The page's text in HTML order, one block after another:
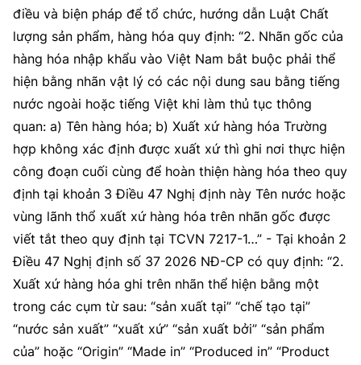
điều và biện pháp để tổ chức, hướng dẫn Luật Chất
lượng sản phẩm, hàng hóa quy định: “2. Nhãn gốc của
hàng hóa nhập khẩu vào Việt Nam bắt buộc phải thể
hiện bằng nhãn vật lý có các nội dung sau bằng tiếng
nước ngoài hoặc tiếng Việt khi làm thủ tục thông
quan: a) Tên hàng hóa; b) Xuất xứ hàng hóa Trường
hợp không xác định được xuất xứ thì ghi nơi thực hiện
công đoạn cuối cùng để hoàn thiện hàng hóa theo quy
định tại khoản 3 Điều 47 Nghị định này Tên nước hoặc
vùng lãnh thổ xuất xứ hàng hóa trên nhãn gốc được
viết tắt theo quy định tại TCVN 7217-1…” - Tại khoản 2
Điều 47 Nghị định số 37 2026 NĐ-CP có quy định: “2.
Xuất xứ hàng hóa ghi trên nhãn thể hiện bằng một
trong các cụm từ sau: “sản xuất tại” “chế tạo tại”
“nước sản xuất” “xuất xứ” “sản xuất bởi” “sản phẩm
của” hoặc “Origin” “Made in” “Produced in” “Product